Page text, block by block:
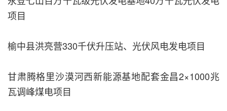
项目
榆中县洪亮营330千伏升压站、光伏风电发电项目
甘肃腾格里沙漠河西新能源基地配套金昌2×1000兆
瓦调峰煤电项目